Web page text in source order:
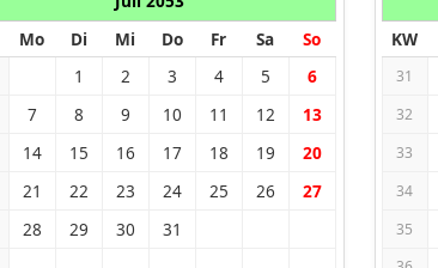
Mo Di Mi Do Fr Sa So
1 2 3 4 5 6
7 8 9 10 11 12 13
14 15 16 17 18 19 20
21 22 23 24 25 26 27
28 29 30 31
KW
31
32
33
34
35